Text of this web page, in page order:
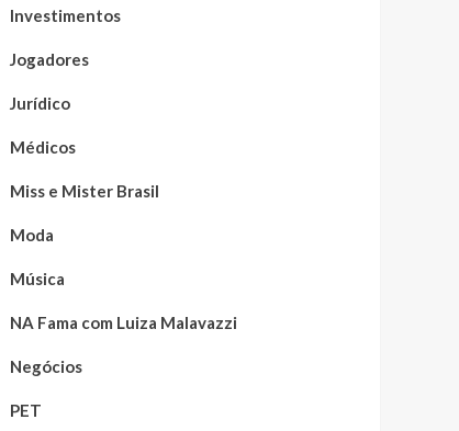
Investimentos
Jogadores
Jurídico
Médicos
Miss e Mister Brasil
Moda
Música
NA Fama com Luiza Malavazzi
Negócios
PET